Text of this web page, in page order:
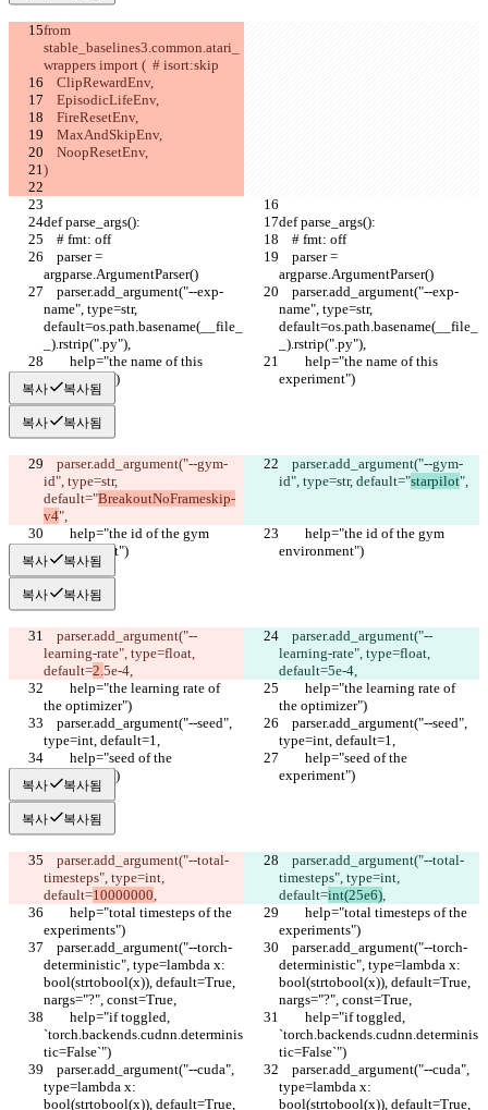
from
stable_baselines3.common.atari_
wrappers import (  # isort:skip
    ClipRewardEnv,
    EpisodicLifeEnv,
    FireResetEnv,
    MaxAndSkipEnv,
    NoopResetEnv,
)
def parse_args():
def parse_args():
    # fmt: off
    # fmt: off
argparse.ArgumentParser()
argparse.ArgumentParser()
name", type=str,
default=os.path.basename(__file_
_).rstrip(".py"),
name", type=str,
default=os.path.basename(__file_
_).rstrip(".py"),
experiment")
experiment")
복사 복사됨
복사 복사됨
id", type=str,
default="BreakoutNoFrameskip-
v4",
id", type=str, default="starpilot",
environment")
environment")
복사 복사됨
복사 복사됨
learning-rate", type=float,
default=2.5e-4,
learning-rate", type=float,
default=5e-4,
the optimizer")
the optimizer")
type=int, default=1,
type=int, default=1,
experiment")
experiment")
복사 복사됨
복사 복사됨
timesteps", type=int,
default=10000000,
timesteps", type=int,
default=int(25e6),
experiments")
experiments")
deterministic", type=lambda x:
bool(strtobool(x)), default=True,
nargs="?", const=True,
deterministic", type=lambda x:
bool(strtobool(x)), default=True,
nargs="?", const=True,
`torch.backends.cudnn.determinis
tic=False`")
`torch.backends.cudnn.determinis
tic=False`")
type=lambda x:
bool(strtobool(x)), default=True,
type=lambda x:
bool(strtobool(x)), default=True,